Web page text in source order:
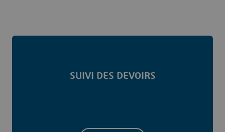
SUIVI DES DEVOIRS